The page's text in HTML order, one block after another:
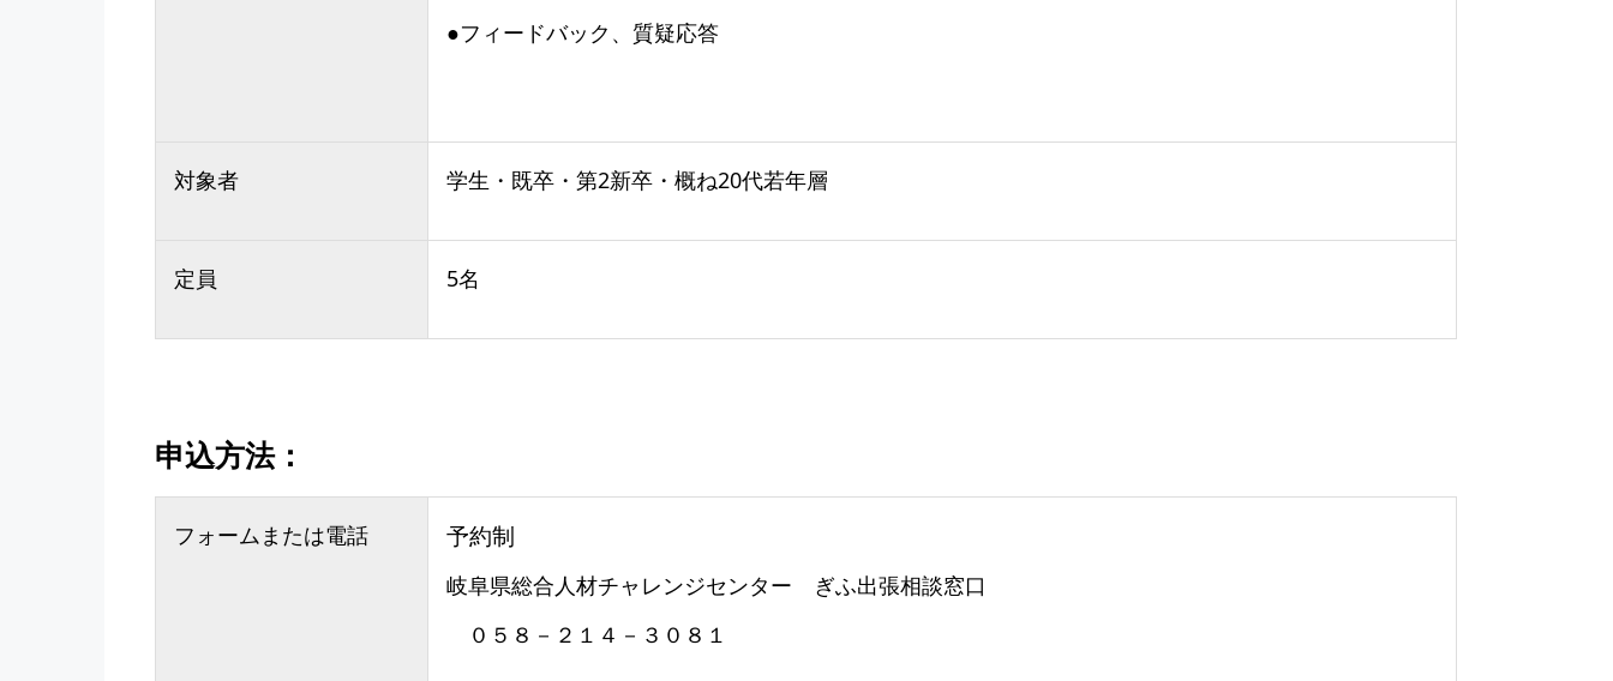
●フィードバック、質疑応答
対象者 学生・既卒・第2新卒・概ね20代若年層
定員 5名
申込方法：
フォームまたは電話 予約制
岐阜県総合人材チャレンジセンター ぎふ出張相談窓口
０５８－２１４－３０８１